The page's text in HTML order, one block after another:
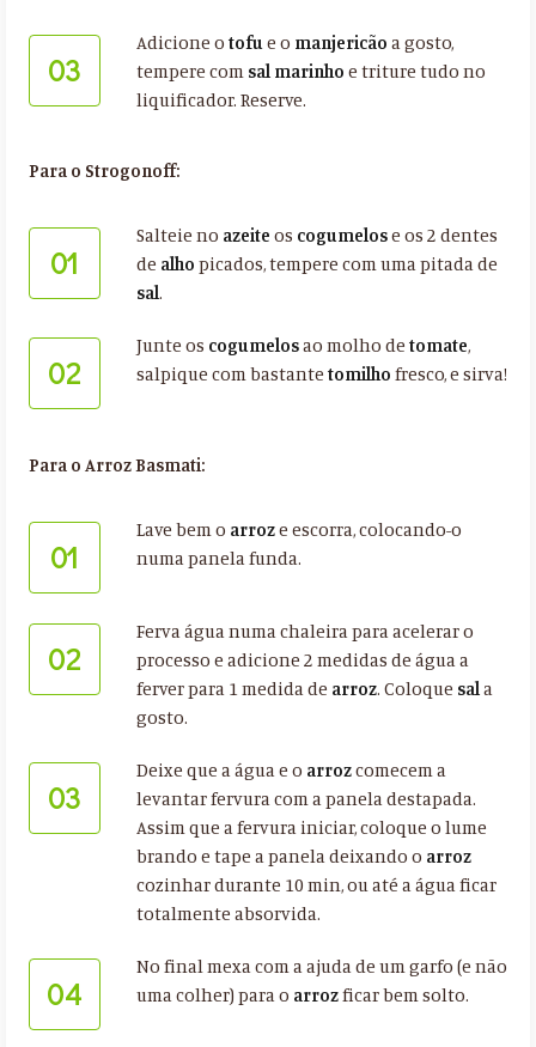
03
Adicione o tofue o manjericão a gosto,
tempere com sal marinho e triture tudo no
liquificador. Reserve.
Para o Strogonoff:
01
Salteie no azeite os cogumelose os 2 dentes
de alho picados, tempere com uma pitada de
sal.
02
Junte os cogumelosao molho de tomate,
salpique com bastante tomilho fresco, e sirva!
Para o Arroz Basmati:
01
Lave bem o arroze escorra, colocando-o
numa panela funda.
02
Ferva água numa chaleira para acelerar o
processo e adicione 2 medidas de água a
ferver para 1 medida de arroz. Coloque sala
gosto.
03
Deixe que a água e o arrozcomecem a
levantar fervura com a panela destapada.
Assim que a fervura iniciar, coloque o lume
brando e tape a panela deixando o arroz
cozinhar durante 10 min, ou até a água ficar
totalmente absorvida.
04
No final mexa com a ajuda de um garfo (e não
uma colher) para o arrozficar bem solto.